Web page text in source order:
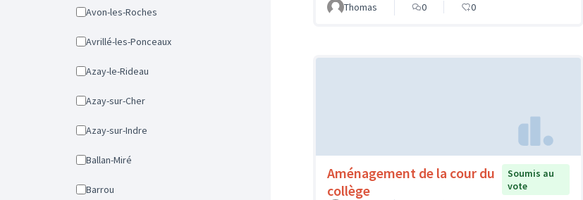
Avon-les-Roches
Avrillé-les-Ponceaux
Azay-le-Rideau
Azay-sur-Cher
Azay-sur-Indre
Ballan-Miré
Barrou
Thomas 0 0
Aménagement de la cour du
collège
Soumis au
vote